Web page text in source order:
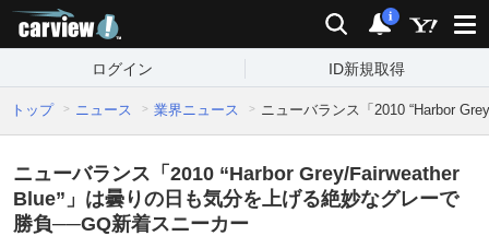
検索 通知
i
ログイン ID新規取得
トップ ニュース 業界ニュース ニューバランス「2010 “Harbor
ニューバランス「2010 “Harbor Grey/Fairweather
Blue”」は曇りの日も気分を上げる絶妙なグレーで
勝負──GQ新着スニーカー